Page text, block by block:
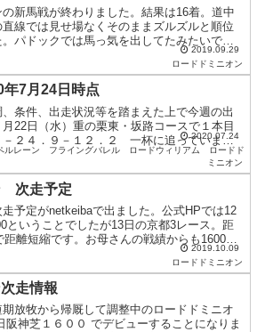
新馬戦が終わりました。結果は16着。道中
線では見せ場なくそのままズルズルと順位
パドックでは馬っ気を出してたみたいです
うことですかね。このコンディションだと...
2019.09.29
ロードドミニオン
7月24日時点
条件、出走状況等を踏まえた上で今週の出
22日（水）重の栗東・坂路コースで１本目
－２４．９－１２．２ 一杯に追っていま
良好」でした。目標を切り替えて８月２日
2020.07.24
ルレーン フライングバレル ロードウィリアム
ロードド
ミニオン
次走予定
予定がnetkeibaで出ました。公式HPでは12
ということでしたが13日の京都3レース。距
離短縮です。お母さんの戦績からも1600が
2019.10.09
ロードドミニオン
走情報
放牧から帰厩して調整中のロードドミニオ
阪神芝１６００ でデビューすることになりま